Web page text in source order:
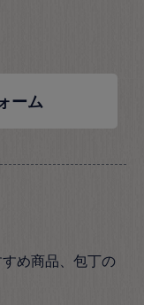
ーム
め商品、包丁の